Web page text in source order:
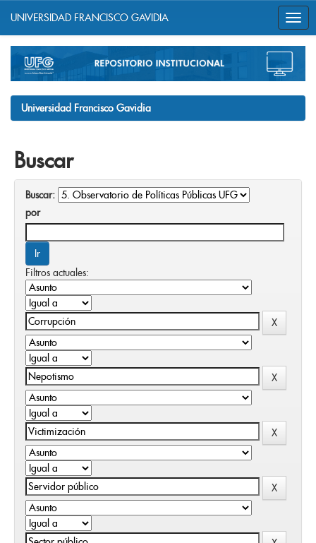
navigation
UNIVERSIDAD FRANCISCO GAVIDIA
Universidad Francisco Gavidia
Buscar
Buscar:
por
Filtros actuales: